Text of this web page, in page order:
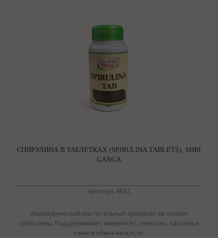
СПИРУЛИНА В ТАБЛЕТКАХ (SPIRULINA TABLETS), SHRI
GANGA
Артикул: 6632
Аюрведический растительный препарат на основе
спирулины. Поддерживает иммунитет, энергию, здоровье
кожи и обмен веществ.